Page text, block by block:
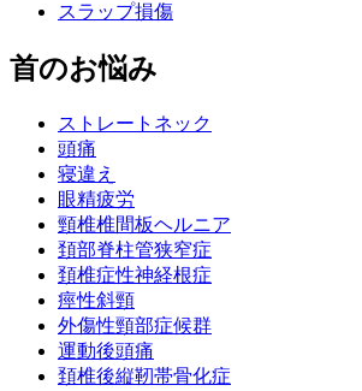
スラップ損傷
首のお悩み
ストレートネック
頭痛
寝違え
眼精疲労
頸椎椎間板ヘルニア
頚部脊柱管狭窄症
頚椎症性神経根症
痙性斜頸
外傷性頸部症候群
運動後頭痛
頚椎後縦靭帯骨化症